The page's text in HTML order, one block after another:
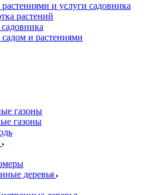
растениями и услуги садовника
растений
садом и растениями
газоны
газоны
деревья